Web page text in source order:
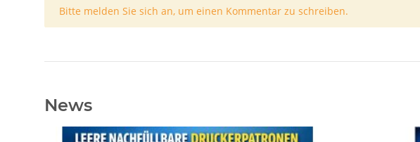
x
Bitte melden Sie sich an, um einen Kommentar zu schreiben.
News